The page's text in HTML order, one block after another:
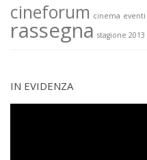
cineforum cinema eventi
rassegna stagione 2013
IN EVIDENZA